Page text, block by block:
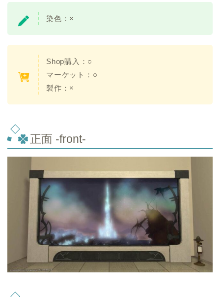
染色：×
Shop購入：○
マーケット：○
製作：×
正面 -front-